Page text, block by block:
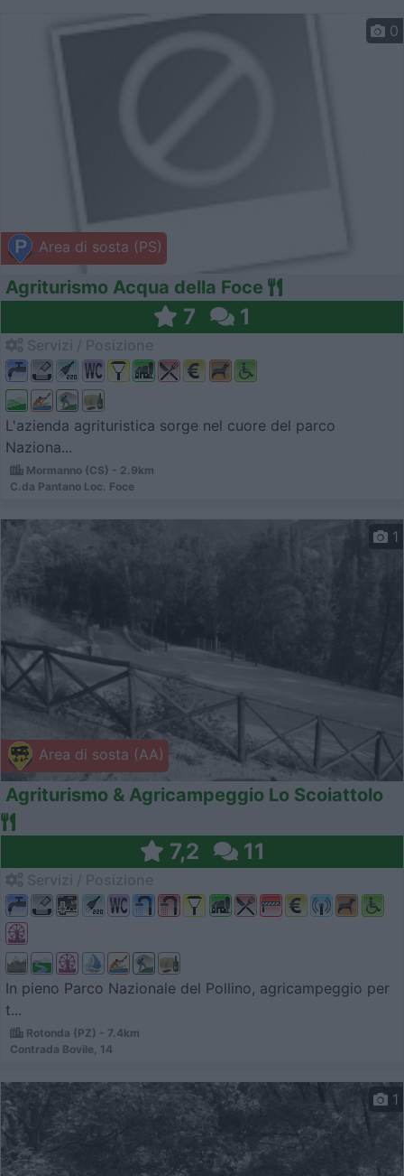
Area di sosta (PS)
0
Agriturismo Acqua della Foce
7 1
L'azienda agrituristica sorge nel cuore del parco
Naziona...
Mormanno (CS) - 2.9km
C.da Pantano Loc. Foce
Area di sosta (AA)
1
Agriturismo & Agricampeggio Lo Scoiattolo
7,2 11
In pieno Parco Nazionale del Pollino, agricampeggio per
t...
Rotonda (PZ) - 7.4km
Contrada Bovile, 14
1